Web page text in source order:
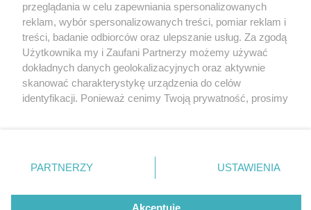
6 / 0
Nie zapomnij
zapoznać się z:
polityką prywatności regulamin korzystania z portali
Twojemiasto
Piekary Śląskie
Chorzów
Tarnowskie Góry
Gliwice
Skontakuj sięz nami
Kontakt
Wydawca
Pogoda
przeglądania w celu zapewniania spersonalizowanych
reklam, wybór spersonalizowanych treści, pomiar reklam i
treści, badanie odbiorców oraz ulepszanie usług. Za zgodą
Użytkownika my i Zaufani Partnerzy możemy używać
dokładnych danych geolokalizacyjnych oraz aktywnie
skanować charakterystykę urządzenia do celów
identyfikacji. Ponieważ cenimy Twoją prywatność, prosimy
prywatności znajdujący się w lewym dolnym rogu strony
. Niektóre rodzaje przetwarzania danych nie wymagają
zgody użytkownika, ale masz prawo sprzeciwić się
takiemu przetwarzaniu. Preferencje będą miały
PARTNERZY USTAWIENIA
Akceptuję